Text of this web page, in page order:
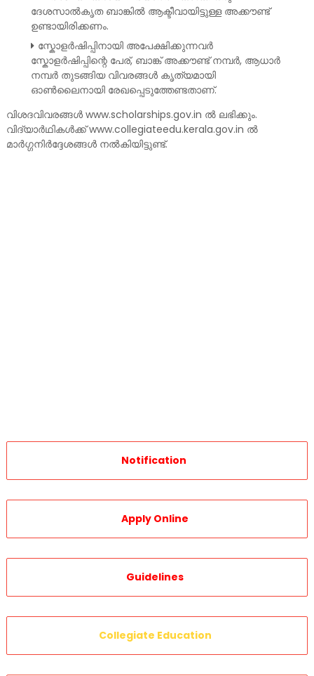
ദേശസാൽകൃത ബാങ്കിൽ ആക്ടീവായിട്ടുള്ള അക്കൗണ്ട്
ഉണ്ടായിരിക്കണം.
സ്കോളർഷിപ്പിനായി അപേക്ഷിക്കുന്നവർ
സ്കോളർഷിപ്പിന്റെ പേര്, ബാങ്ക് അക്കൗണ്ട് നമ്പർ, ആധാർ
നമ്പർ തുടങ്ങിയ വിവരങ്ങൾ കൃത്യമായി
ഓൺലൈനായി രേഖപ്പെടുത്തേണ്ടതാണ്.
വിശദവിവരങ്ങൾ www.scholarships.gov.in ൽ ലഭിക്കും.
വിദ്യാർഥികൾക്ക് www.collegiateedu.kerala.gov.in ൽ
മാർഗ്ഗനിർദ്ദേശങ്ങൾ നൽകിയിട്ടുണ്ട്.
Notification
Apply Online
Guidelines
Collegiate Education